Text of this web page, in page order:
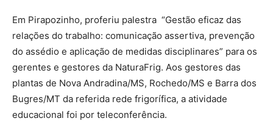
Em Pirapozinho, proferiu palestra “Gestão eficaz das
relações do trabalho: comunicação assertiva, prevenção
do assédio e aplicação de medidas disciplinares” para os
gerentes e gestores da NaturaFrig. Aos gestores das
plantas de Nova Andradina/MS, Rochedo/MS e Barra dos
Bugres/MT da referida rede frigorífica, a atividade
educacional foi por teleconferência.